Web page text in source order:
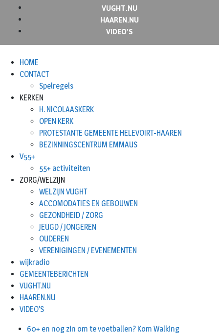
VUGHT.NU
HAAREN.NU
VIDEO’S
HOME
CONTACT
Spelregels
KERKEN
H. NICOLAASKERK
OPEN KERK
PROTESTANTE GEMEENTE HELEVOIRT-HAAREN
BEZINNINGSCENTRUM EMMAUS
V55+
55+ activiteiten
ZORG/WELZIJN
WELZIJN VUGHT
ACCOMODATIES EN GEBOUWEN
GEZONDHEID / ZORG
JEUGD / JONGEREN
OUDEREN
VERENIGINGEN / EVENEMENTEN
wijkradio
GEMEENTEBERICHTEN
VUGHT.NU
HAAREN.NU
VIDEO’S
60+ en nog zin om te voetballen? Kom Walking